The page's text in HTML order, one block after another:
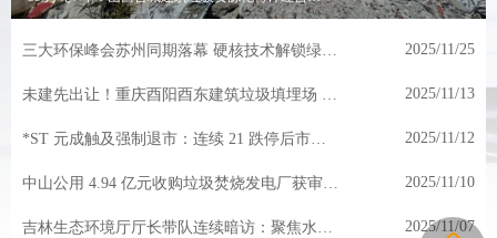
三大环保峰会苏州同期落幕 硬核技术解锁绿色发展新路径 2025/11/25
未建先出让！重庆酉阳酉东建筑垃圾填埋场 20 年经营权挂牌，底价 1.402 亿元 2025/11/13
*ST 元成触及强制退市：连续 21 跌停后市值仅剩 1.9 亿，涉财务造假遭重罚 2025/11/12
中山公用 4.94 亿元收购垃圾焚烧发电厂获审批，项目后续运行有明确要求 2025/11/10
吉林生态环境厅厅长带队连续暗访：聚焦水、气、固废突出问题，现场督导整改 2025/11/07